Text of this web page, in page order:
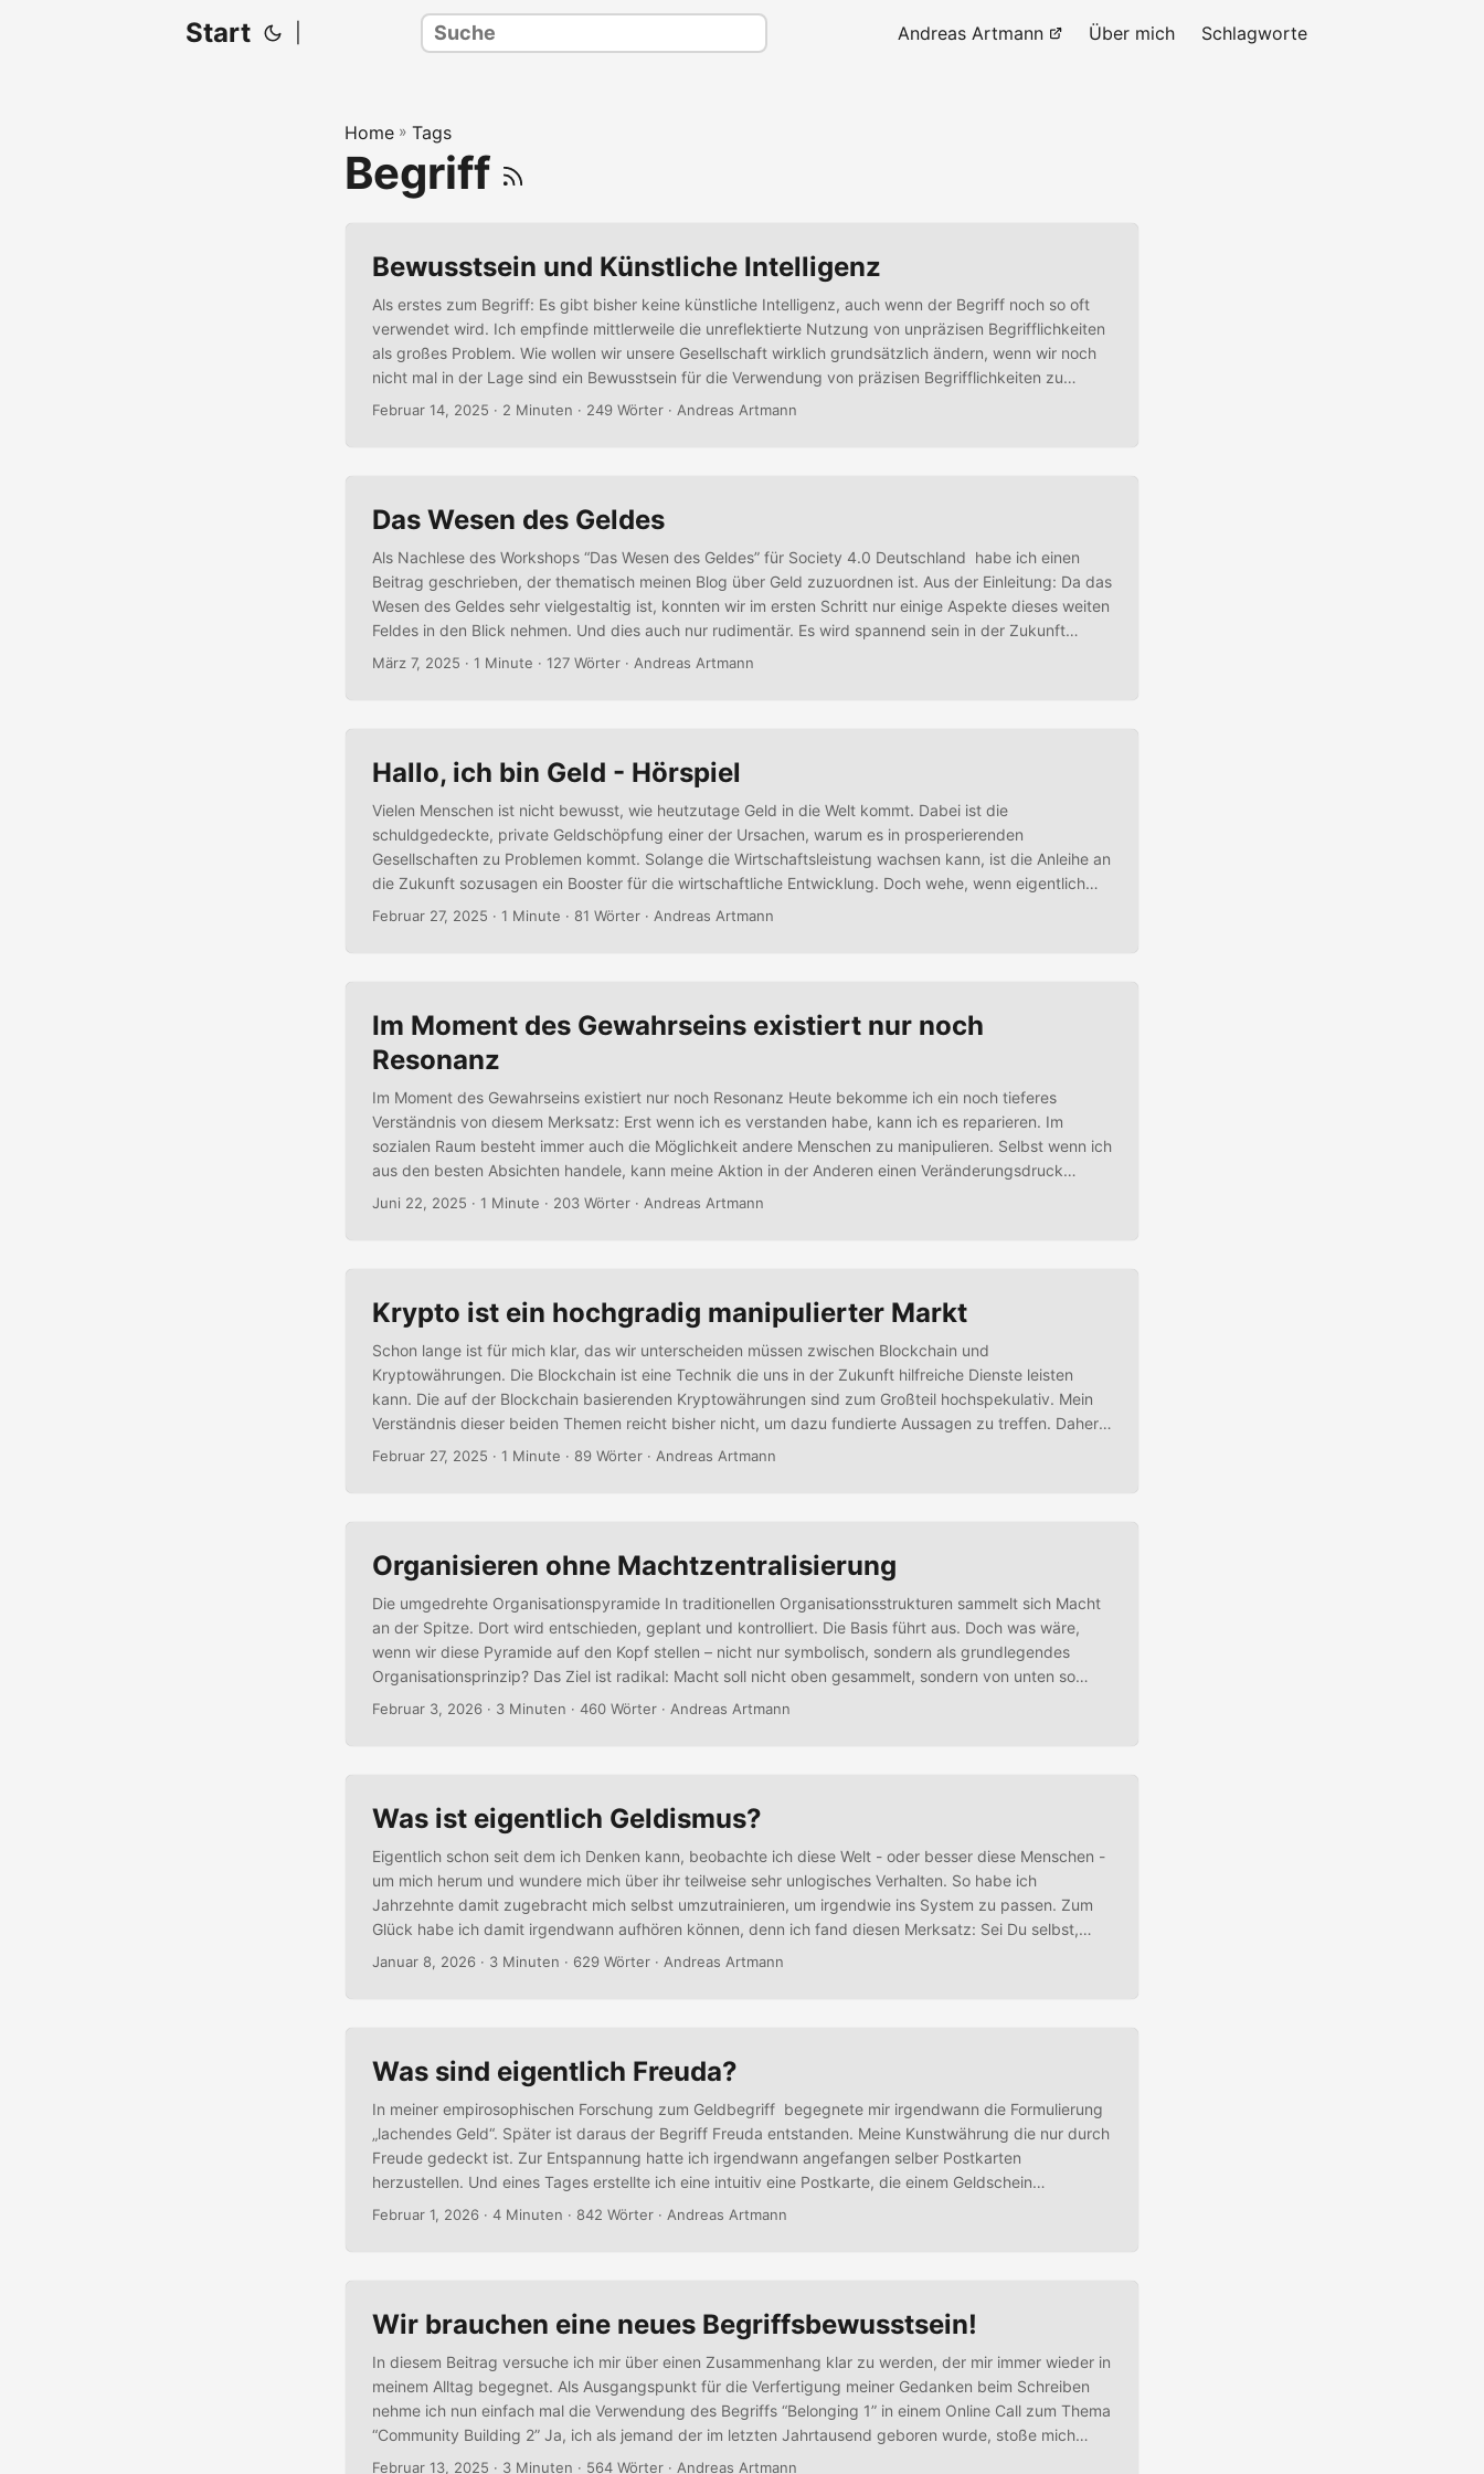
Start Andreas Artmann Über mich Schlagworte
Home » Tags
Begriff
Bewusstsein und Künstliche Intelligenz
Als erstes zum Begriff: Es gibt bisher keine künstliche Intelligenz, auch wenn der Begriff noch so oft
verwendet wird. Ich empfinde mittlerweile die unreflektierte Nutzung von unpräzisen Begrifflichkeiten
als großes Problem. Wie wollen wir unsere Gesellschaft wirklich grundsätzlich ändern, wenn wir noch
nicht mal in der Lage sind ein Bewusstsein für die Verwendung von präzisen Begrifflichkeiten zu
entwickeln! Begriffe haben mit Begreifen zu tun. Und wenn wir die falschen Begriffe verwenden,
Februar 14, 2025 · 2 Minuten · 249 Wörter · Andreas Artmann
Das Wesen des Geldes
Als Nachlese des Workshops “Das Wesen des Geldes” für Society 4.0 Deutschland habe ich einen
Beitrag geschrieben, der thematisch meinen Blog über Geld zuzuordnen ist. Aus der Einleitung: Da das
Wesen des Geldes sehr vielgestaltig ist, konnten wir im ersten Schritt nur einige Aspekte dieses weiten
Feldes in den Blick nehmen. Und dies auch nur rudimentär. Es wird spannend sein in der Zukunft
einzelne Aspekte des Geldbegriffs näher anzuschauen und ein gemeinsames Verständnis zu
März 7, 2025 · 1 Minute · 127 Wörter · Andreas Artmann
Hallo, ich bin Geld - Hörspiel
Vielen Menschen ist nicht bewusst, wie heutzutage Geld in die Welt kommt. Dabei ist die
schuldgedeckte, private Geldschöpfung einer der Ursachen, warum es in prosperierenden
Gesellschaften zu Problemen kommt. Solange die Wirtschaftsleistung wachsen kann, ist die Anleihe an
die Zukunft sozusagen ein Booster für die wirtschaftliche Entwicklung. Doch wehe, wenn eigentlich
alle Bedürfnisse befriedigt sind. Hier kommt diese Art der Geldversorgung an seine Grenzen. Dieser
Februar 27, 2025 · 1 Minute · 81 Wörter · Andreas Artmann
Im Moment des Gewahrseins existiert nur noch
Resonanz
Im Moment des Gewahrseins existiert nur noch Resonanz Heute bekomme ich ein noch tieferes
Verständnis von diesem Merksatz: Erst wenn ich es verstanden habe, kann ich es reparieren. Im
sozialen Raum besteht immer auch die Möglichkeit andere Menschen zu manipulieren. Selbst wenn ich
aus den besten Absichten handele, kann meine Aktion in der Anderen einen Veränderungsdruck
erzeugen. Oft reichen bestimmte Begrifflichkeiten oder eine bestimmte Stimmlage … und schon wird
Juni 22, 2025 · 1 Minute · 203 Wörter · Andreas Artmann
Krypto ist ein hochgradig manipulierter Markt
Schon lange ist für mich klar, das wir unterscheiden müssen zwischen Blockchain und
Kryptowährungen. Die Blockchain ist eine Technik die uns in der Zukunft hilfreiche Dienste leisten
kann. Die auf der Blockchain basierenden Kryptowährungen sind zum Großteil hochspekulativ. Mein
Verständnis dieser beiden Themen reicht bisher nicht, um dazu fundierte Aussagen zu treffen. Daher
bin ich sehr froh diesen Artikel gefunden zu haben. Der Titel verspricht Klarheit. Und für meine
Februar 27, 2025 · 1 Minute · 89 Wörter · Andreas Artmann
Organisieren ohne Machtzentralisierung
Die umgedrehte Organisationspyramide In traditionellen Organisationsstrukturen sammelt sich Macht
an der Spitze. Dort wird entschieden, geplant und kontrolliert. Die Basis führt aus. Doch was wäre,
wenn wir diese Pyramide auf den Kopf stellen – nicht nur symbolisch, sondern als grundlegendes
Organisationsprinzip? Das Ziel ist radikal: Macht soll nicht oben gesammelt, sondern von unten so
verteilt werden, dass an der Spitze praktisch keine Macht mehr übrig bleibt. Die drei Ebenen der
Februar 3, 2026 · 3 Minuten · 460 Wörter · Andreas Artmann
Was ist eigentlich Geldismus?
Eigentlich schon seit dem ich Denken kann, beobachte ich diese Welt - oder besser diese Menschen -
um mich herum und wundere mich über ihr teilweise sehr unlogisches Verhalten. So habe ich
Jahrzehnte damit zugebracht mich selbst umzutrainieren, um irgendwie ins System zu passen. Zum
Glück habe ich damit irgendwann aufhören können, denn ich fand diesen Merksatz: Sei Du selbst,
denn alle anderen gibt es schon! Dabei war ich auch eine Zeit lang Unternehmer - genauer Logistiker -
Januar 8, 2026 · 3 Minuten · 629 Wörter · Andreas Artmann
Was sind eigentlich Freuda?
In meiner empirosophischen Forschung zum Geldbegriff begegnete mir irgendwann die Formulierung
„lachendes Geld“. Später ist daraus der Begriff Freuda entstanden. Meine Kunstwährung die nur durch
Freude gedeckt ist. Zur Entspannung hatte ich irgendwann angefangen selber Postkarten
herzustellen. Und eines Tages erstellte ich eine intuitiv eine Postkarte, die einem Geldschein
nachempfunden war. Damit war der Begriff Freuda auch anfassbar. Aus Freude verschenkte ich viele
Februar 1, 2026 · 4 Minuten · 842 Wörter · Andreas Artmann
Wir brauchen eine neues Begriffsbewusstsein!
In diesem Beitrag versuche ich mir über einen Zusammenhang klar zu werden, der mir immer wieder in
meinem Alltag begegnet. Als Ausgangspunkt für die Verfertigung meiner Gedanken beim Schreiben
nehme ich nun einfach mal die Verwendung des Begriffs “Belonging 1” in einem Online Call zum Thema
“Community Building 2” Ja, ich als jemand der im letzten Jahrtausend geboren wurde, stoße mich
zuallererst auch daran, wenn vor allem junge Menschen, englische Begriffe benutzen ohne Sie zu
Februar 13, 2025 · 3 Minuten · 564 Wörter · Andreas Artmann